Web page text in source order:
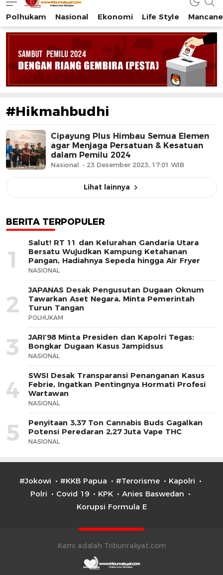
Tribun Rakyat
Tulus – Terdepan – Diharapkan
Polhukam Nasional Ekonomi Life Style
#Hikmahbudhi
Cipayung Plus Himbau Semua Elemen
agar Menjaga Persatuan & Kesatuan
dalam Pemilu 2024
Nasional 23 Desember 2023, 17:01 WIB
Lihat lainnya
BERITA TERPOPULER
1
Salut! RT 11 dan Kelurahan Gandaria Utara
Bersatu Wujudkan Kampung Ketahanan
Pangan, Hadiahnya Sepeda hingga Air Fryer
NASIONAL
2
JAPANAS Desak Pengusutan Dugaan Oknum
Tawarkan Aset Negara, Minta Pemerintah
Turun Tangan
POLHUKAM
3
JARI’98 Minta Presiden dan Kapolri Tegas:
Bongkar Dugaan Kasus Jampidsus
NASIONAL
4
SWSI Desak Transparansi Penanganan Kasus
Febrie, Ingatkan Pentingnya Hormati Profesi
Wartawan
NASIONAL
5
Penyitaan 3,37 Ton Cannabis Buds Gagalkan
Potensi Peredaran 2,27 Juta Vape THC
NASIONAL
#Jokowi #KKB Papua #Terorisme
Kapolri
Polri
Covid 19 KPK
Anies Baswedan
Korupsi Formula E
Kami adalah Tribunrakyat.com